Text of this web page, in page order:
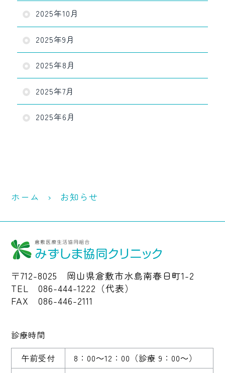
2025年10月
2025年9月
2025年8月
2025年7月
2025年6月
ホーム お知らせ
〒712-8025 岡山県倉敷市水島南春日町1-2
TEL 086-444-1222（代表）
FAX 086-446-2111
診療時間
午前受付
8：00～12：00 （診療 9：00～）